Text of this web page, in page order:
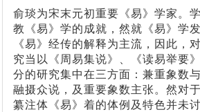
俞琰为宋末元初重要《易》学家。
教《易》学的成就，然就《易》学
《易》经传的解释为主流，因此，
究当以《周易集说》、《读易举要
分的研究集中在三方面：兼重象数
融摄众说，及重要象数主张。然对
纂注体《易》着的体例及特色并未